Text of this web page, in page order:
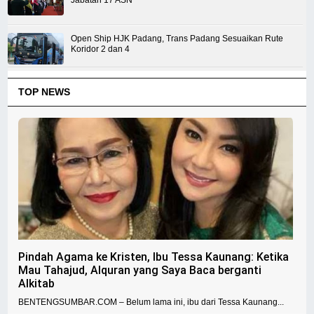
Open Ship HJK Padang, Trans Padang Sesuaikan Rute
Koridor 2 dan 4
TOP NEWS
Pindah Agama ke Kristen, Ibu Tessa Kaunang: Ketika
Mau Tahajud, Alquran yang Saya Baca berganti
Alkitab
BENTENGSUMBAR.COM – Belum lama ini, ibu dari Tessa Kaunang...